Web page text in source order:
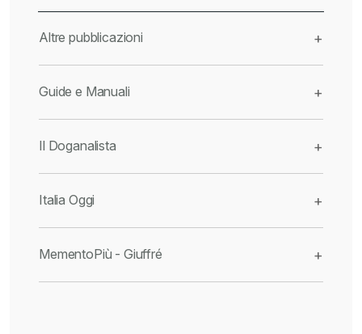
Altre pubblicazioni +
Guide e Manuali +
Il Doganalista +
Italia Oggi +
MementoPiù - Giuffré +